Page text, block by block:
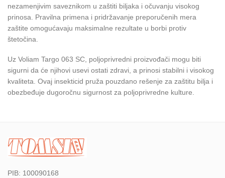
nezamenjivim saveznikom u zaštiti biljaka i očuvanju visokog
prinosa. Pravilna primena i pridržavanje preporučenih mera
zaštite omogućavaju maksimalne rezultate u borbi protiv
štetočina.
Uz Voliam Targo 063 SC, poljoprivredni proizvođači mogu biti
sigurni da će njihovi usevi ostati zdravi, a prinosi stabilni i visokog
kvaliteta. Ovaj insekticid pruža pouzdano rešenje za zaštitu bilja i
obezbeđuje dugoročnu sigurnost za poljoprivredne kulture.
PIB: 100090168